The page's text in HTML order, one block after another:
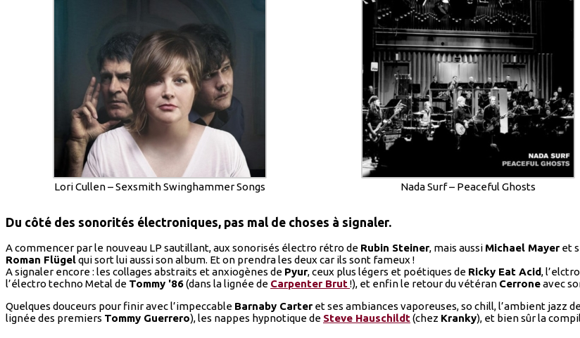
Lori Cullen – Sexsmith Swinghammer Songs Nada Surf – Peaceful Ghosts
Du côté des sonorités électroniques, pas mal de choses à signaler.
A commencer par le nouveau LP sautillant, aux sonorisés électro rétro de Rubin Steiner, mais aussi Michael Mayer et
Roman Flügelqui sort lui aussi son album. Et on prendra les deux car ils sont fameux !
A signaler encore : les collages abstraits et anxiogènes de Pyur, ceux plus légers et poétiques de Ricky Eat Acid,
l’électro techno Metal de Tommy '86(dans la lignée de Carpenter Brut!), et enfin le retour du vétéran Cerroneavec
Quelques douceurs pour finir avec l’impeccable Barnaby Carter et ses ambiances vaporeuses, so chill, l’ambient jazz
lignée des premiers Tommy Guerrero), les nappes hypnotique de Steve Hauschildt(chez Kranky), et bien sûr la